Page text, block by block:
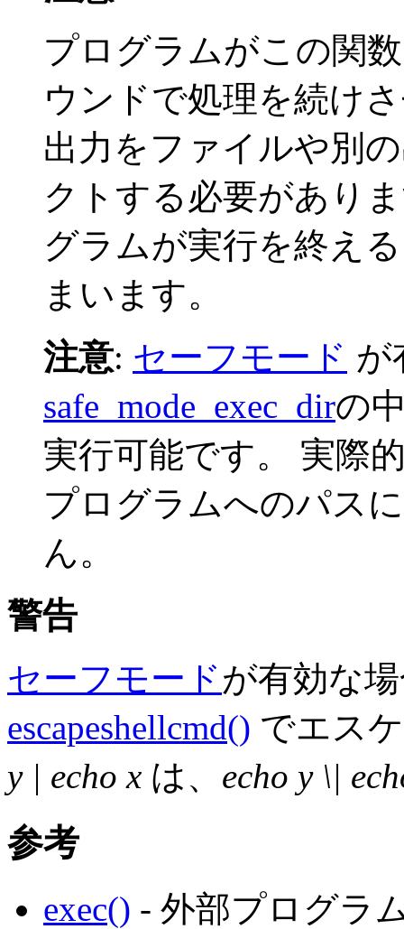
プログラムがこの関
ウンドで処理を続け
出力をファイルや別
クトする必要があり
グラムが実行を終え
まいます。
注意: セーフモード が
safe_mode_exec_dirの
実行可能です。 実際
プログラムへのパス
ん。
警告
セーフモードが有効な
escapeshellcmd() でエス
y | echo x は、 echo y \|
参考
exec() - 外部プログラ